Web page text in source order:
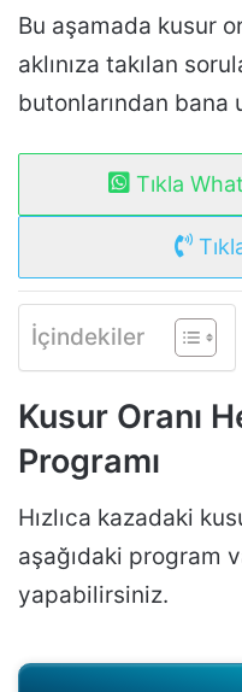
Bu aşamada kusur
aklınıza takılan
butonlarından bana
Tıkla
İçindekiler
Kusur Oranı
Programı
Hızlıca kazadaki
aşağıdaki program
yapabilirsiniz.